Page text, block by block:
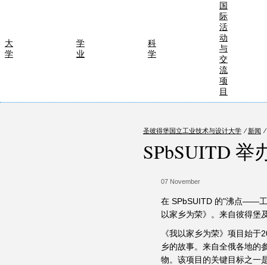
大
学
学
业
科
学
国
际
活
动
与
交
流
项
目
圣彼得堡国立工业技术与设计大学 ⁄ 新闻 ⁄
SPbSUITD 举
07 November
在 SPbSUITD 的"沸点——工
以家乡为荣》。来自彼得堡
《我以家乡为荣》项目始
乡的故事。来自全俄各地的
物。该项目的关键目标之一